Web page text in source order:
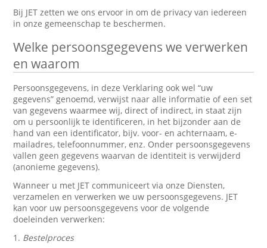
Bij JET zetten we ons ervoor in om de privacy van iedereen
in onze gemeenschap te beschermen.
Welke persoonsgegevens we verwerken
en waarom
Persoonsgegevens, in deze Verklaring ook wel “uw
gegevens” genoemd, verwijst naar alle informatie of een set
van gegevens waarmee wij, direct of indirect, in staat zijn
om u persoonlijk te identificeren, in het bijzonder aan de
hand van een identificator, bijv. voor- en achternaam, e-
mailadres, telefoonnummer, enz. Onder persoonsgegevens
vallen geen gegevens waarvan de identiteit is verwijderd
(anonieme gegevens).
Wanneer u met JET communiceert via onze Diensten,
verzamelen en verwerken we uw persoonsgegevens. JET
kan voor uw persoonsgegevens voor de volgende
doeleinden verwerken:
1. Bestelproces